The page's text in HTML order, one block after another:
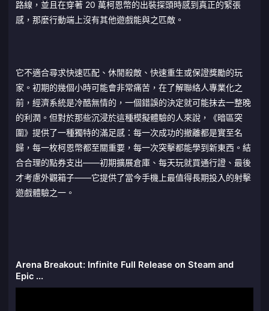
路線，並且在穿著 20 萬柯恩幣的出裝探頭時感到真正的緊張
感，那麼行動端上沒有其他遊戲能與之匹敵。
它不適合尋求快速匹配、休閒殺敵、快速重生或保證獎勵的玩
家。初期的幾個小時可能會非常痛苦，在了解聯絡人專業化之
前，經濟系統是冷酷無情的，一個錯誤的決定就可能抹去一整晚
的利潤。但對於那些沉浸於這種模擬體驗的人來說，《暗區突
圍》提供了一種獨特的滿足感：每一次成功的撤離都是實至名
歸，每一枚柯恩幣都至關重要，每一次突擊都能學到新東西。結
合合理的點券支出——初期擴展倉庫、每天玩就買通行證、最後
才考慮外觀箱子——它提供了當今手機上最值得長期投入的射擊
遊戲體驗之一。
Arena Breakout: Infinite Full Release on Steam and
Epic ...